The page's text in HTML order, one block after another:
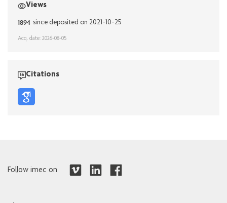
Views
1894 since deposited on 2021-10-25
Acq. date: 2026-08-05
Citations
Follow imec on